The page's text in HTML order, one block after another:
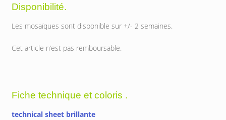
Disponibilité.
Les mosaïques sont disponible sur +/- 2 semaines.
Cet article n’est pas remboursable.
Fiche technique et coloris .
technical sheet brillante